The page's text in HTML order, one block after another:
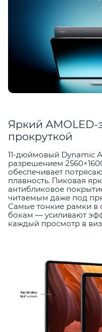
Яркий AMOLED-
прокруткой
11-дюймовый Dynamic
разрешением
обеспечивает
плавность. Пиковая
антибликовое
читаемым даже под
Самые тонкие рамки в
бокам — усиливают
каждый просмотр в